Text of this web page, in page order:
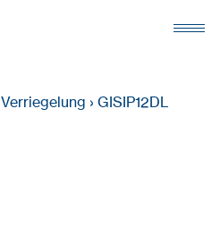
Verriegelung › GISIP12DL